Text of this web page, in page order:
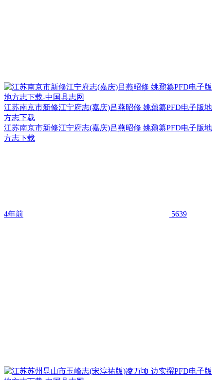
江苏南京市新修江宁府志(嘉庆)吕燕昭修 姚鼐纂PFD电子版地
方志下载
江苏南京市新修江宁府志(嘉庆)吕燕昭修 姚鼐纂PFD电子版地
方志下载
4年前 5639